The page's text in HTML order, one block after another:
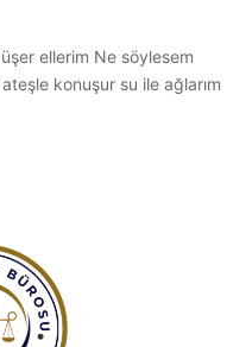
ellerim Ne söylesem
konuşur su ile ağlarım